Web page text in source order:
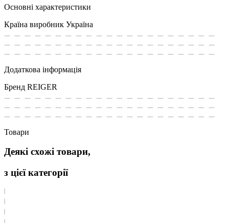
Основні характеристики
Країна виробник Україна
Додаткова інформація
Бренд REIGER
Товари
Деякі схожі товари,
з цієї категорії